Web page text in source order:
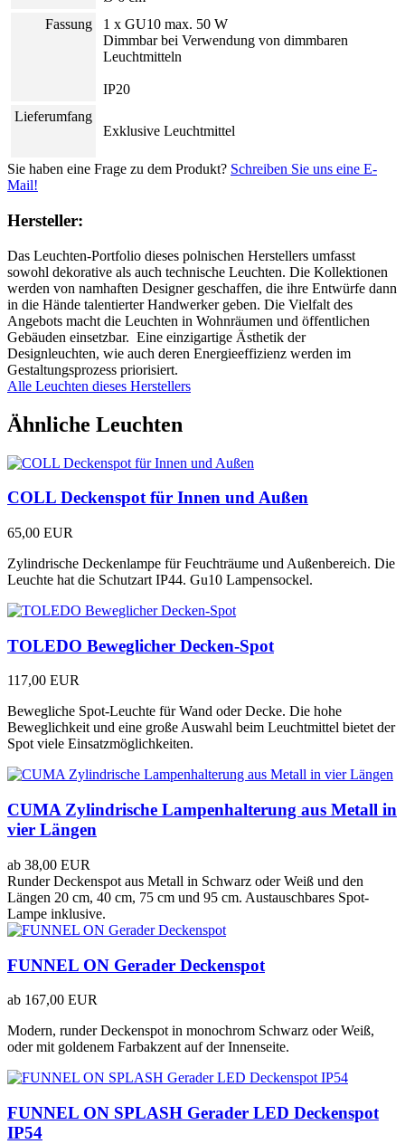
Fassung
1 x GU10 max. 50 W
Dimmbar bei Verwendung von dimmbaren
Leuchtmitteln
IP20
Lieferumfang
Exklusive Leuchtmittel
Sie haben eine Frage zu dem Produkt? Schreiben Sie uns eine E-
Mail!
Hersteller:
Das Leuchten-Portfolio dieses polnischen Herstellers umfasst
sowohl dekorative als auch technische Leuchten. Die Kollektionen
werden von namhaften Designer geschaffen, die ihre Entwürfe dann
in die Hände talentierter Handwerker geben. Die Vielfalt des
Angebots macht die Leuchten in Wohnräumen und öffentlichen
Gebäuden einsetzbar. Eine einzigartige Ästhetik der
Designleuchten, wie auch deren Energieeffizienz werden im
Gestaltungsprozess priorisiert.
Alle Leuchten dieses Herstellers
Ähnliche Leuchten
COLL Deckenspot für Innen und Außen
65,00 EUR
Zylindrische Deckenlampe für Feuchträume und Außenbereich. Die
Leuchte hat die Schutzart IP44. Gu10 Lampensockel.
TOLEDO Beweglicher Decken-Spot
117,00 EUR
Bewegliche Spot-Leuchte für Wand oder Decke. Die hohe
Beweglichkeit und eine große Auswahl beim Leuchtmittel bietet der
Spot viele Einsatzmöglichkeiten.
CUMA Zylindrische Lampenhalterung aus Metall in
vier Längen
ab 38,00 EUR
Runder Deckenspot aus Metall in Schwarz oder Weiß und den
Längen 20 cm, 40 cm, 75 cm und 95 cm. Austauschbares Spot-
Lampe inklusive.
FUNNEL ON Gerader Deckenspot
ab 167,00 EUR
Modern, runder Deckenspot in monochrom Schwarz oder Weiß,
oder mit goldenem Farbakzent auf der Innenseite.
FUNNEL ON SPLASH Gerader LED Deckenspot
IP54